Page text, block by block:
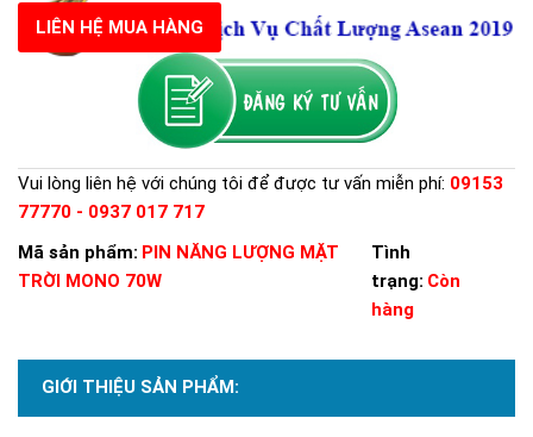
LIÊN HỆ MUA HÀNG
Vui lòng liên hệ với chúng tôi để được tư vấn miễn phí: 09153
77770 - 0937 017 717
Mã sản phẩm: PIN NĂNG LƯỢNG MẶT
TRỜI MONO 70W
Tình
trạng: Còn
hàng
GIỚI THIỆU SẢN PHẨM: